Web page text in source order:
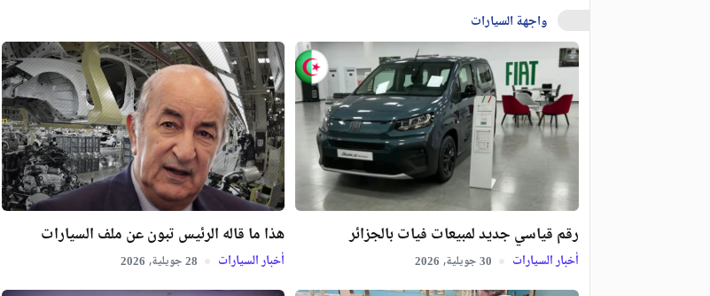
واجهة السيارات
رقم قياسي جديد لمبيعات فيات بالجزائر
أخبار السيارات 30 جويلية, 2026
هذا ما قاله الرئيس تبون عن ملف السيارات
أخبار السيارات 28 جويلية, 2026